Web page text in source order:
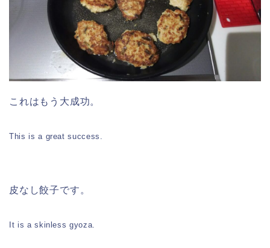
これはもう大成功。
This is a great success.
皮なし餃子です。
It is a skinless gyoza.